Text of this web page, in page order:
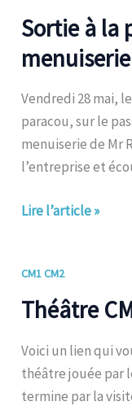
Sortie à la
Vendredi 28 mai,
paracou, sur le
menuiserie de Mr
l’entreprise et
la
paracou
visite
de
la
menuiserie
papa
Lire l’article »
CM1 CM2
Théâtre
Voici un lien qui
théâtre jouée par
termine par la
Théâtre